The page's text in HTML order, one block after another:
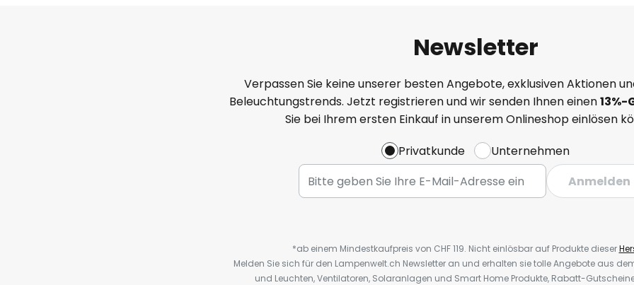
Newsletter
Verpassen Sie keine unserer besten Angebote, exklusiven Aktionen
Beleuchtungstrends. Jetzt registrieren und wir senden Ihnen einen13%-
Sie bei Ihrem ersten Einkauf in unserem Onlineshop einlösen
Privatkunde
Unternehmen
Anmelden
*ab einem Mindestkaufpreis von CHF 119. Nicht einlösbar auf Produkte dieser
Melden Sie sich für den Lampenwelt.ch Newsletter an und erhalten sie tolle Angebote aus
und Leuchten, Ventilatoren, Solaranlagen und Smart Home Produkte, Rabatt-